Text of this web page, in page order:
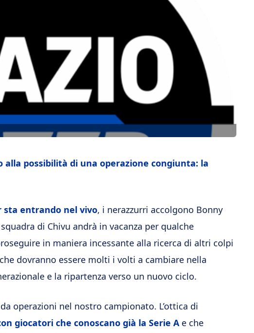
possibilità di una operazione congiunta: la
sta entrando nel vivo, i nerazzurri accolgono Bonny
di Chivu andrà in vacanza per qualche
in maniera incessante alla ricerca di altri colpi
dovranno essere molti i volti a cambiare nella
e la ripartenza verso un nuovo ciclo.
operazioni nel nostro campionato. L’ottica di
giocatori che conoscano già la Serie Ae che